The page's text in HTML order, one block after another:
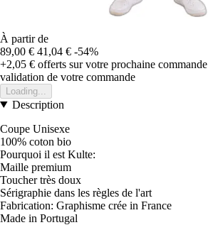
À partir de
89,00 € 41,04 € -54%
+2,05 € offerts sur votre prochaine commande
validation de votre commande
Loading...
Description
Coupe Unisexe
100% coton bio
Pourquoi il est Kulte:
Maille premium
Toucher très doux
Sérigraphie dans les règles de l'art
Fabrication: Graphisme crée in France
Made in Portugal